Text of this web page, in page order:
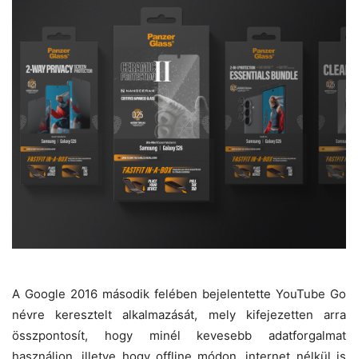
A Google 2016 második felében bejelentette YouTube Go
névre keresztelt alkalmazását, mely kifejezetten arra
összpontosít, hogy minél kevesebb adatforgalmat